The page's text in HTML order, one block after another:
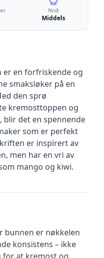
Nivå
Middels
er en forfriskende og
smaksløker på en
den sprø
kremosttoppen og
det en spennende
som er perfekt
er inspirert av
men har en vri av
mango og kiwi.
bunnen er nøkkelen
konsistens – ikke